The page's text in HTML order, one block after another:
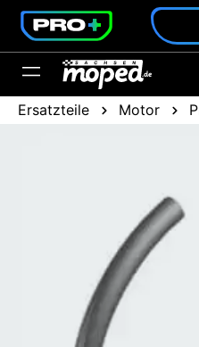
springen
Ersatzteile Motor